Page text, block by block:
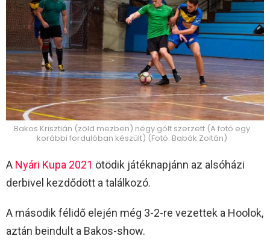
Bakos Krisztián (zöld mezben) négy gólt szerzett (A fotó egy
korábbi fordulóban készült) (Fotó: Babák Zoltán)
A Nyári Kupa 2021 ötödik játéknapjánn az alsóházi
derbivel kezdődött a találkozó.
A második félidő elején még 3-2-re vezettek a Hoolok,
aztán beindult a Bakos-show.